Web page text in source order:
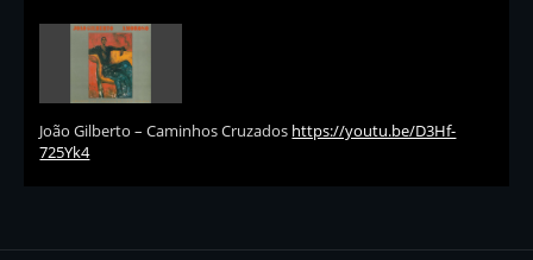
João Gilberto – Caminhos Cruzados https://youtu.be/D3Hf-
725Yk4